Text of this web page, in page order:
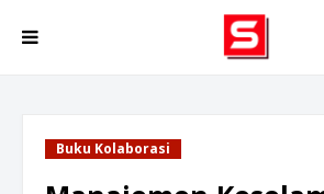
Buku Kolaborasi